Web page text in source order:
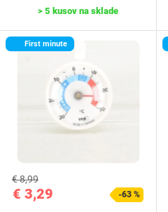
> 5 kusov na sklade
First minute
€ 3,29
€ 8,99
-63 %